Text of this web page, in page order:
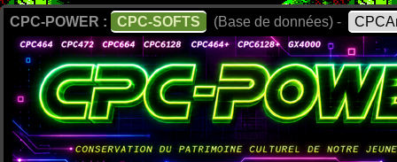
CPC-POWER : CPC-SOFTS (Base de données) -